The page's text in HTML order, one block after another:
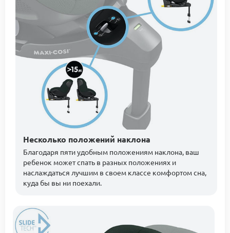
Несколько положений наклона
Благодаря пяти удобным положениям наклона, ваш
ребенок может спать в разных положениях и
наслаждаться лучшим в своем классе комфортом сна,
куда бы вы ни поехали.